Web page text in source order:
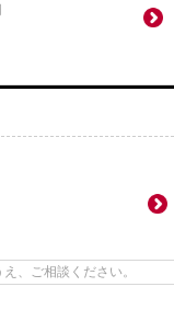
、ご相談ください。